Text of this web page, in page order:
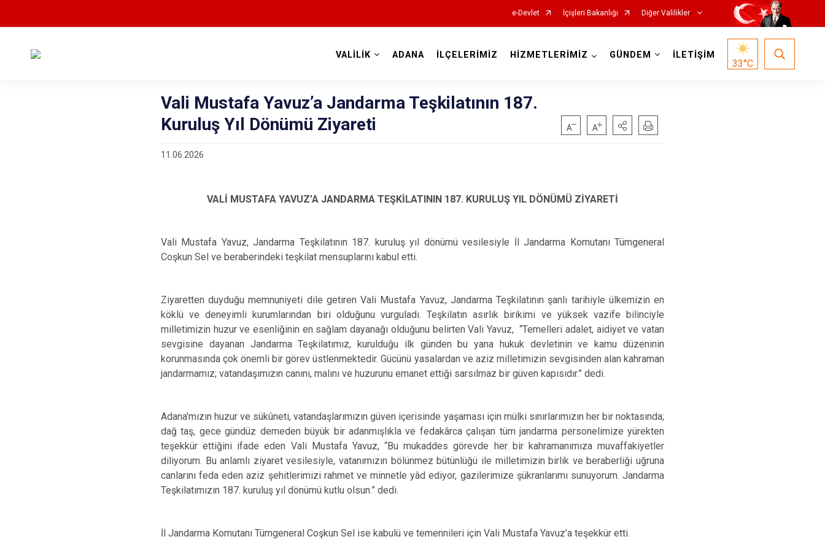
e-Devlet İçişleri Bakanlığı Diğer Valilikler
VALİLİK ADANA İLÇELERİMİZ HİZMETLERİMİZ GÜNDEM İLETİŞİM
33°C
Vali Mustafa Yavuz’a Jandarma Teşkilatının 187.
Kuruluş Yıl Dönümü Ziyareti
11.06.2026
VALİ MUSTAFA YAVUZ’A JANDARMA TEŞKİLATININ 187. KURULUŞ YIL DÖNÜMÜ ZİYARETİ
Vali Mustafa Yavuz, Jandarma Teşkilatının 187. kuruluş yıl dönümü vesilesiyle İl Jandarma Komutanı Tümgeneral
Coşkun Sel ve beraberindeki teşkilat mensuplarını kabul etti.
Ziyaretten duyduğu memnuniyeti dile getiren Vali Mustafa Yavuz, Jandarma Teşkilatının şanlı tarihiyle ülkemizin en
köklü ve deneyimli kurumlarından biri olduğunu vurguladı. Teşkilatın asırlık birikimi ve yüksek vazife bilinciyle
milletimizin huzur ve esenliğinin en sağlam dayanağı olduğunu belirten Vali Yavuz, “Temelleri adalet, aidiyet ve vatan
sevgisine dayanan Jandarma Teşkilatımız, kurulduğu ilk günden bu yana hukuk devletinin ve kamu düzeninin
korunmasında çok önemli bir görev üstlenmektedir. Gücünü yasalardan ve aziz milletimizin sevgisinden alan kahraman
jandarmamız; vatandaşımızın canını, malını ve huzurunu emanet ettiği sarsılmaz bir güven kapısıdır.” dedi.
Adana'mızın huzur ve sükûneti, vatandaşlarımızın güven içerisinde yaşaması için mülki sınırlarımızın her bir noktasında;
dağ taş, gece gündüz demeden büyük bir adanmışlıkla ve fedakârca çalışan tüm jandarma personelimize yürekten
teşekkür ettiğini ifade eden Vali Mustafa Yavuz, “Bu mukaddes görevde her bir kahramanımıza muvaffakiyetler
diliyorum. Bu anlamlı ziyaret vesilesiyle, vatanımızın bölünmez bütünlüğü ile milletimizin birlik ve beraberliği uğruna
canlarını feda eden aziz şehitlerimizi rahmet ve minnetle yâd ediyor, gazilerimize şükranlarımı sunuyorum. Jandarma
Teşkilatımızın 187. kuruluş yıl dönümü kutlu olsun.” dedi.
İl Jandarma Komutanı Tümgeneral Coşkun Sel ise kabulü ve temennileri için Vali Mustafa Yavuz’a teşekkür etti.